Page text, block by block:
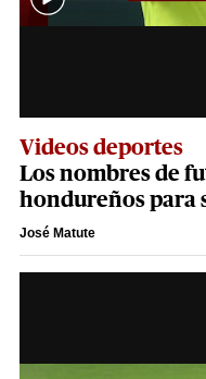
Videos deportes
Los nombres de
hondureños para
José Matute